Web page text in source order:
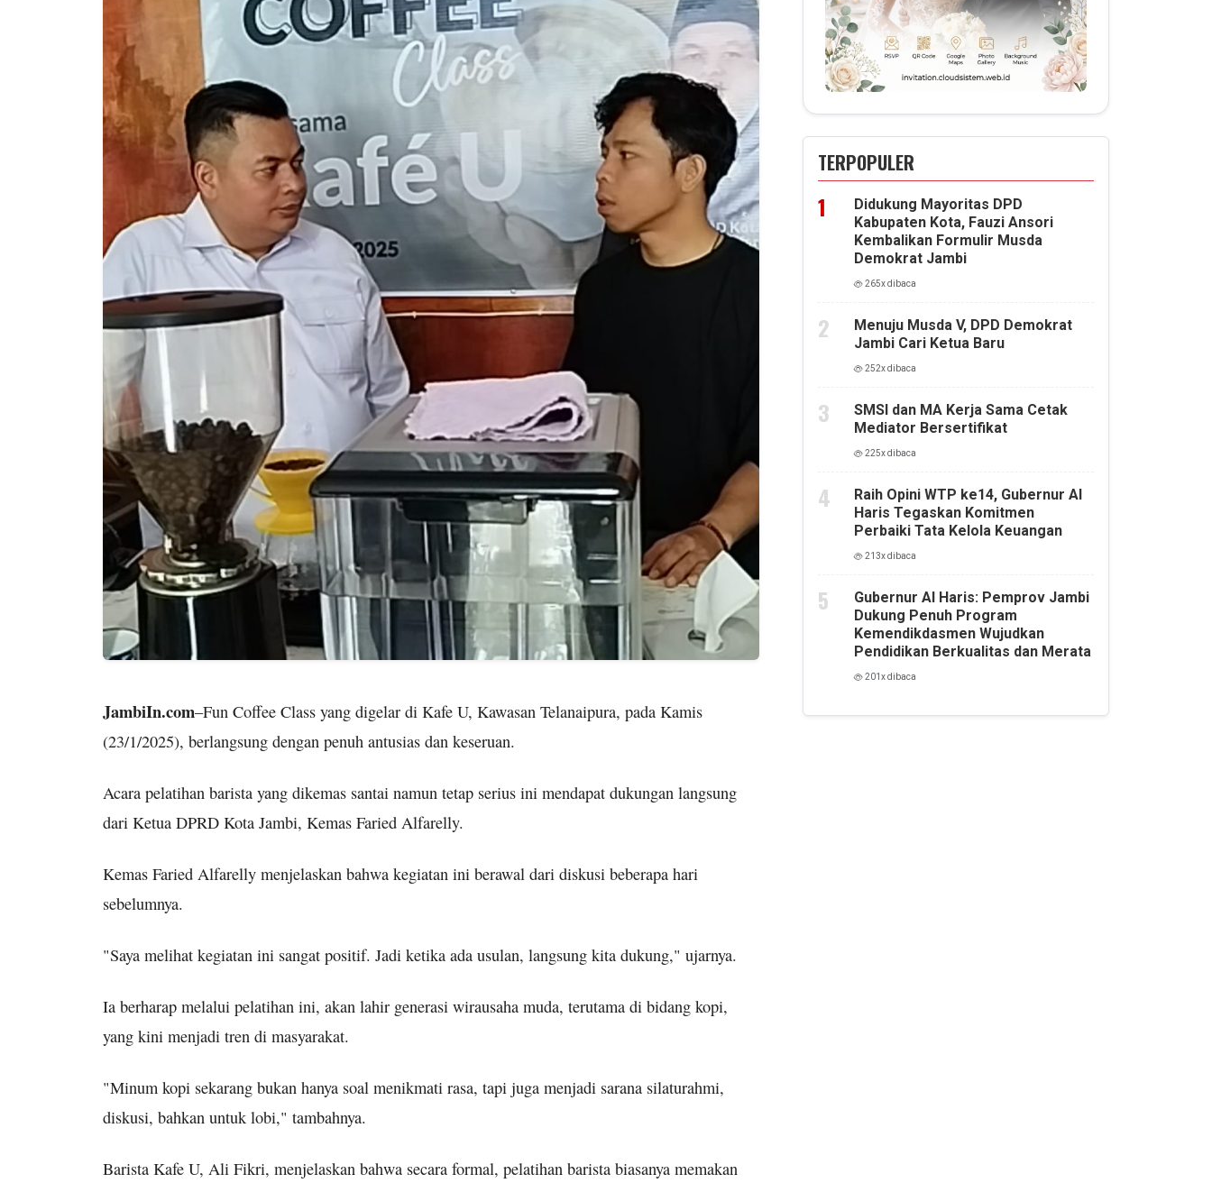
JambiIn.com–Fun Coffee Class yang digelar di Kafe U, Kawasan Telanaipura, pada Kamis
(23/1/2025), berlangsung dengan penuh antusias dan keseruan.
Acara pelatihan barista yang dikemas santai namun tetap serius ini mendapat dukungan langsung
dari Ketua DPRD Kota Jambi, Kemas Faried Alfarelly.
Kemas Faried Alfarelly menjelaskan bahwa kegiatan ini berawal dari diskusi beberapa hari
sebelumnya.
"Saya melihat kegiatan ini sangat positif. Jadi ketika ada usulan, langsung kita dukung," ujarnya.
Ia berharap melalui pelatihan ini, akan lahir generasi wirausaha muda, terutama di bidang kopi,
yang kini menjadi tren di masyarakat.
"Minum kopi sekarang bukan hanya soal menikmati rasa, tapi juga menjadi sarana silaturahmi,
diskusi, bahkan untuk lobi," tambahnya.
Barista Kafe U, Ali Fikri, menjelaskan bahwa secara formal, pelatihan barista biasanya memakan
TERPOPULER
Didukung Mayoritas DPD
Kabupaten Kota, Fauzi Ansori
Kembalikan Formulir Musda
Demokrat Jambi
265x dibaca
Menuju Musda V, DPD Demokrat
Jambi Cari Ketua Baru
252x dibaca
SMSI dan MA Kerja Sama Cetak
Mediator Bersertifikat
225x dibaca
Raih Opini WTP ke14, Gubernur Al
Haris Tegaskan Komitmen
Perbaiki Tata Kelola Keuangan
213x dibaca
Gubernur Al Haris: Pemprov Jambi
Dukung Penuh Program
Kemendikdasmen Wujudkan
Pendidikan Berkualitas dan Merata
201x dibaca